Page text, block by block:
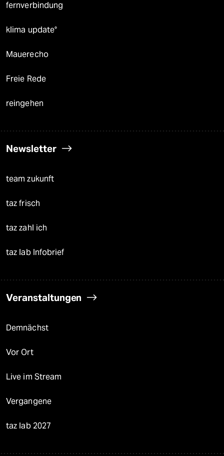
fernverbindung
klima update°
Mauerecho
Freie Rede
reingehen
Newsletter
team zukunft
taz frisch
taz zahl ich
taz lab Infobrief
Veranstaltungen
Demnächst
Vor Ort
Live im Stream
Vergangene
taz lab 2027